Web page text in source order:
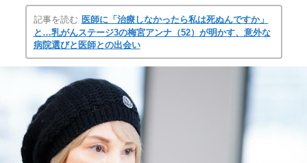
記事を読む 医師に「治療しなかったら私は死ぬんですか」
と…乳がんステージ3の梅宮アンナ（52）が明かす、意外な
病院選びと医師との出会い